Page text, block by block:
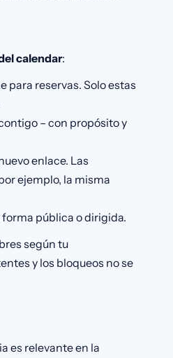
calendar:
para reservas. Solo estas
– con propósito y
enlace. Las
ejemplo, la misma
pública o dirigida.
según tu
y los bloqueos no se
es relevante en la